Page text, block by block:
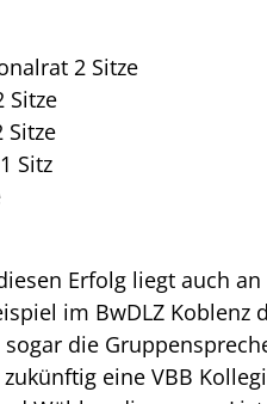
2 Sitze
Sitze
Sitze
Sitz
Erfolg liegt auch
im BwDLZ
sogar die
zukünftig eine VBB